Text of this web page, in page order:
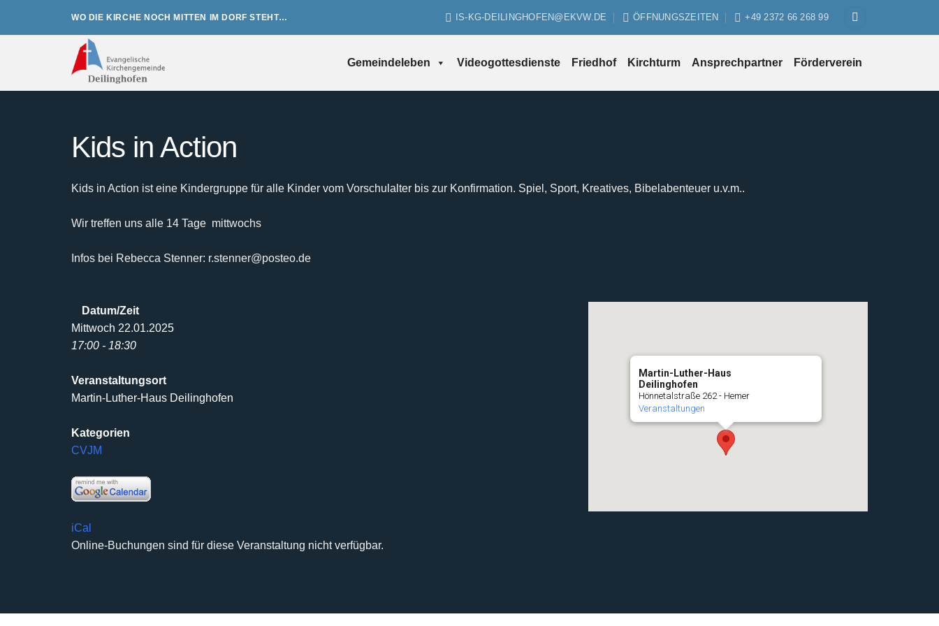
WO DIE KIRCHE NOCH MITTEN IM DORF STEHT… IS-KG-DEILINGHOFEN@EKVW.DE ÖFFNUNGSZEITEN +49 2372 66 268 99
Gemeindeleben Videogottesdienste Friedhof Kirchturm Ansprechpartner Förderverein
Kids in Action
Kids in Action ist eine Kindergruppe für alle Kinder vom Vorschulalter bis zur Konfirmation. Spiel, Sport, Kreatives, Bibelabenteuer u.v.m..
Wir treffen uns alle 14 Tage mittwochs
Infos bei Rebecca Stenner: r.stenner@posteo.de
Martin-Luther-Haus
Deilinghofen
Hönnetalstraße 262 - Hemer
Veranstaltungen
Datum/Zeit
Mittwoch 22.01.2025
17:00 - 18:30
Veranstaltungsort
Martin-Luther-Haus Deilinghofen
Kategorien
CVJM
iCal
Online-Buchungen sind für diese Veranstaltung nicht verfügbar.